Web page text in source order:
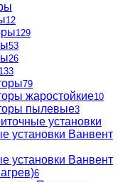
12
129
53
26
133
79
жаростойкие10
пылевые3
установки
установки Ванвент
установки Ванвент
6